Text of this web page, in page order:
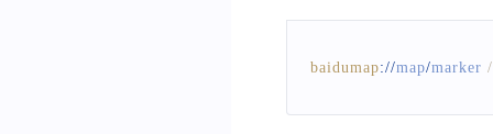
baidumap://map/marker